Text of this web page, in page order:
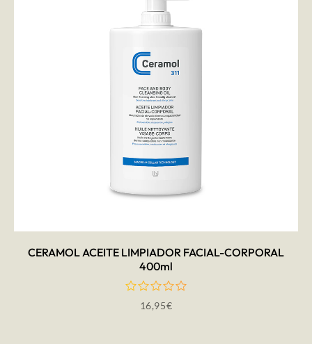
AÑADIR AL CARRITO
CERAMOL ACEITE LIMPIADOR FACIAL-CORPORAL
400ml
16,95€